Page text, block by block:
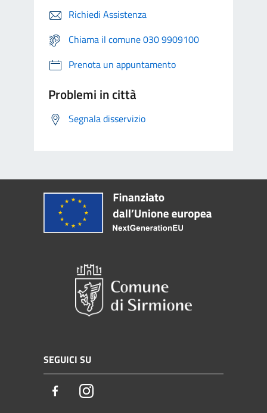
Richiedi Assistenza
Chiama il comune 030 9909100
Prenota un appuntamento
Problemi in città
Segnala disservizio
SEGUICI SU
FacebookInstagram